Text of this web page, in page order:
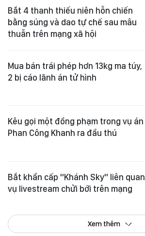
Bắt 4 thanh thiếu niên hỗn chiến
bằng súng và dao tự chế sau mâu
thuẫn trên mạng xã hội
Mua bán trái phép hơn 13kg ma túy,
2 bị cáo lãnh án tử hình
Kêu gọi một đồng phạm trong vụ án
Phan Công Khanh ra đầu thú
Bắt khẩn cấp "Khánh Sky" liên quan
vụ livestream chửi bới trên mạng
Xem thêm